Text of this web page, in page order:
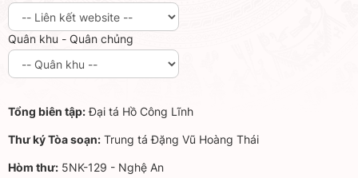
Quân khu - Quân chủng
Tổng biên tập:Đại tá Hồ Công Lĩnh
Thư ký Tòa soạn: Trung tá Đặng Vũ Hoàng Thái
Hòm thư: 5NK-129 - Nghệ An